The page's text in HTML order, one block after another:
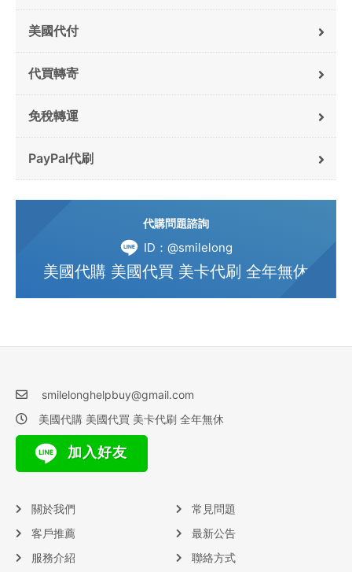
美國代付
代買轉寄
免稅轉運
PayPal代刷
代購問題諮詢
ID：@smilelong
美國代購 美國代買 美卡代刷 全年無休
smilelonghelpbuy@gmail.com
美國代購 美國代買 美卡代刷 全年無休
加入好友
關於我們
客戶推薦
服務介紹
常見問題
最新公告
聯絡方式